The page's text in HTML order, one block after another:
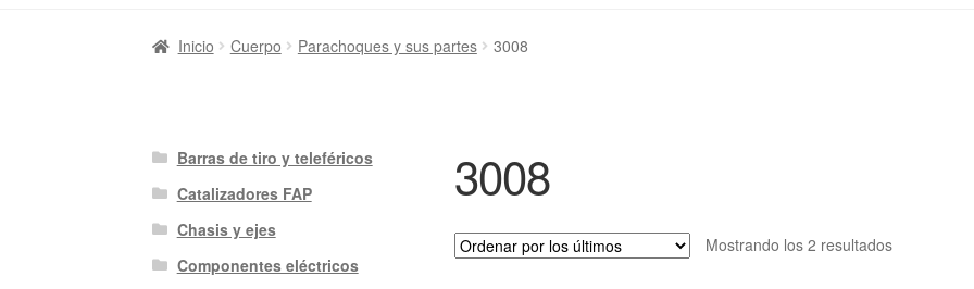
InicioCaja registradora Carro ContactoEnvío al mundo entero
Inicio Cuerpo Parachoques y sus partes 3008
3008
Mostrando los 2 resultadosOrdenado
Barras de tiro y teleféricos
Catalizadores FAP
Chasis y ejes
Componentes eléctricos